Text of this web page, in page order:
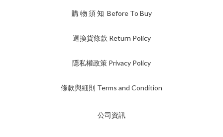
購 物 須 知 Before To Buy
退換貨條款 Return Policy
隱私權政策 Privacy Policy
條款與細則 Terms and Condition
公司資訊